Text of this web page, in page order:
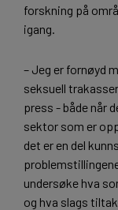
forskning på
igang.
– Jeg er fornøyd
seksuell
press - både når
sektor som er
det er en del
undersøke hva
og hva slags